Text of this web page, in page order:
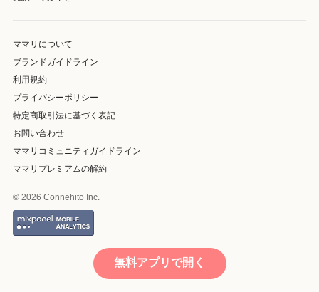
ママリについて
ブランドガイドライン
利用規約
プライバシーポリシー
特定商取引法に基づく表記
お問い合わせ
ママリコミュニティガイドライン
ママリプレミアムの解約
© 2026 Connehito Inc.
無料アプリで開く